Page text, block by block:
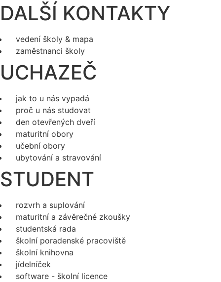
DALŠÍ KONTAKTY
vedení školy & mapa
zaměstnanci školy
UCHAZEČ
jak to u nás vypadá
proč u nás studovat
den otevřených dveří
maturitní obory
učební obory
ubytování a stravování
STUDENT
rozvrh a suplování
maturitní a závěrečné zkoušky
studentská rada
školní poradenské pracoviště
školní knihovna
jídelníček
software - školní licence